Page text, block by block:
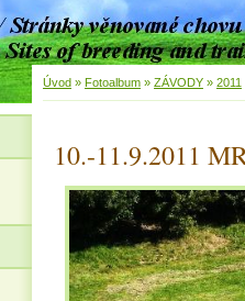
Úvod » Fotoalbum » ZÁVODY » 2011
10.-11.9.2011